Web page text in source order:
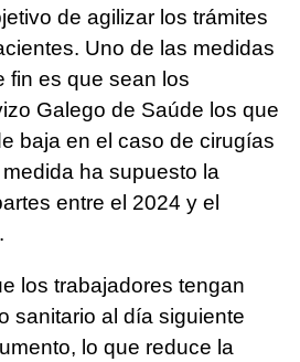
de agilizar los trámites
Uno de las medidas
fin es que sean los
Galego de Saúde los que
baja en el caso de cirugías
ha supuesto la
entre el 2024 y el
los trabajadores tengan
sanitario al día siguiente
lo que reduce la